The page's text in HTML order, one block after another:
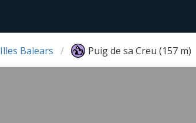
Illes Balears Puig de sa Creu (157 m)